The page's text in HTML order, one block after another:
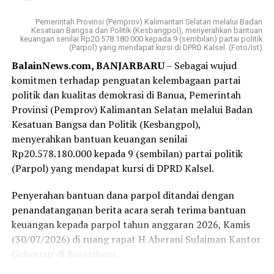
tersebut; menjadi bank yang kuat, kompetitif, dan
terpercaya dengan memberikan pelayanan terbaik
kepada masyarakat.
Sementara misinya ;menjadi penggerak perekonomian
daerah, memberikan nilai tambah bagi pemegang saham,
serta menyediakan layanan perbankan berkualitas.
Sedangkan produk Bank Kalsel meliputi layanan
tabungan, kredit atau pinjaman, serta layanan khusus
seperti Tabungan Banua, Kredit Multiguna Plus, dan
Rapat kerja Komisi II Bidang Ekonomi dan Keuangan
DPRD tersebut dengan sejumlah BUMD milik Pemprov
Kalsel semula dipimpin Wakil Ketua Komisinya H
Suripno Sumas.
Pemerintah Provinsi (Pemprov) Kalimantan Selatan melalui Badan
Kesatuan Bangsa dan Politik (Kesbangpol), menyerahkan bantuan
keuangan senilai Rp20.578.180.000 kepada 9 (sembilan) partai politik
(Parpol) yang mendapat kursi di DPRD Kalsel. (Foto/Ist)
BalainNews.com, BANJARBARU– Sebagai wujud
komitmen terhadap penguatan kelembagaan partai
politik dan kualitas demokrasi di Banua, Pemerintah
Provinsi (Pemprov) Kalimantan Selatan melalui Badan
Kesatuan Bangsa dan Politik (Kesbangpol),
menyerahkan bantuan keuangan senilai
Rp20.578.180.000 kepada 9 (sembilan) partai politik
(Parpol) yang mendapat kursi di DPRD Kalsel.
Penyerahan bantuan dana parpol ditandai dengan
penandatanganan berita acara serah terima bantuan
keuangan kepada parpol tahun anggaran 2026, Kamis
(30/07/2026) di ruang rapat H Aberani Sulaiman Kantor
Gubernur di Banjarbaru.